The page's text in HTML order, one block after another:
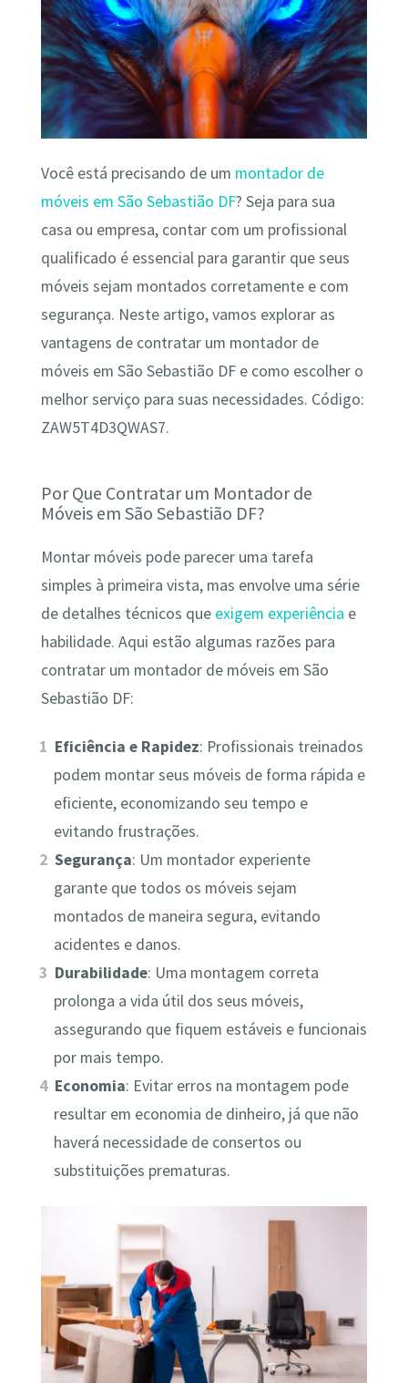
Você está precisando de um montador de
móveis em São Sebastião DF? Seja para sua
casa ou empresa, contar com um profissional
qualificado é essencial para garantir que seus
móveis sejam montados corretamente e com
segurança. Neste artigo, vamos explorar as
vantagens de contratar um montador de
móveis em São Sebastião DF e como escolher o
melhor serviço para suas necessidades. Código:
ZAW5T4D3QWAS7.
Por Que Contratar um Montador de
Móveis em São Sebastião DF?
Montar móveis pode parecer uma tarefa
simples à primeira vista, mas envolve uma série
de detalhes técnicos que exigem experiência e
habilidade. Aqui estão algumas razões para
contratar um montador de móveis em São
Sebastião DF:
Eficiência e Rapidez: Profissionais treinados
podem montar seus móveis de forma rápida e
eficiente, economizando seu tempo e
evitando frustrações.
Segurança: Um montador experiente
garante que todos os móveis sejam
montados de maneira segura, evitando
acidentes e danos.
Durabilidade: Uma montagem correta
prolonga a vida útil dos seus móveis,
assegurando que fiquem estáveis e funcionais
por mais tempo.
Economia: Evitar erros na montagem pode
resultar em economia de dinheiro, já que não
haverá necessidade de consertos ou
substituições prematuras.